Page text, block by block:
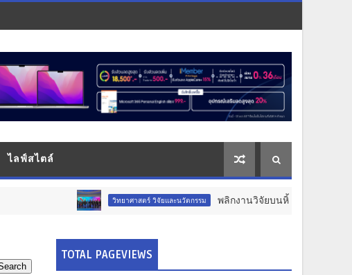
ไลฟ์สไตล์
วิทยาศาสตร์ วิจัยและนวัตกรรม พลิกงานวิจัยบนหิ้งสู่เศรษฐกิจหมื่นล้าน : เจาะลึกมุม
TOTAL PAGEVIEWS